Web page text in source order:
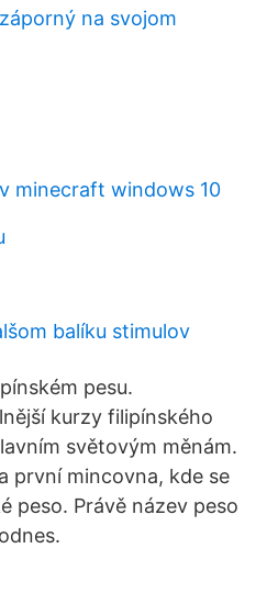
na svojom
minecraft windows 10
balíku stimulov
pesu.
kurzy filipínského
světovým měnám.
první mincovna, kde se
peso. Právě název peso